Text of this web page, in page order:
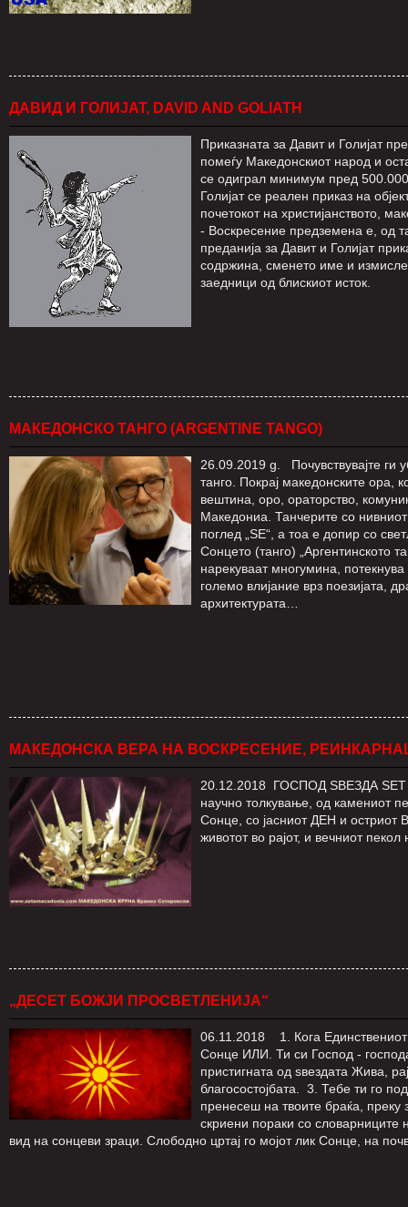
ДАВИД И ГОЛИЈАТ, DAVID AND GOLIATH
Приказната за Давит и Голијат
помеѓу Македонскиот народ и
се одиграл минимум пред
Голијат се реален приказ на
почетокот на христијанството,
- Воскресение предземена е, од
преданија за Давит и Голијат
содржинa, сменето име и
заедници од блискиот исток.
МАКЕДОНСКО ТАНГО (ARGENTINE TANGO)
26.09.2019 g. Почувствувајте ги
танго. Покрај македонските ора,
вештина, оро, ораторство,
Македониа. Танчерите со
поглед „ЅЕ“, а тоа е допир со
Сонцето (танго) „Аргентинското
нарекуваат многумина,
големо влијание врз поезијата,
архитектурата…
МАКЕДОНСКА ВЕРА НА ВОСКРЕСЕНИЕ,
20.12.2018 ГОСПОД ЅВЕЗДА ЅЕТ
научно толкување, од камениот
Сонце, со јасниот ДЕН и остриот
животот во рајот, и вечниот
„ДЕСЕТ БОЖЈИ ПРОСВЕТЛЕНИЈА“
06.11.2018 1. Кога
Сонце ИЛИ. Ти си Господ -
пристигната од ѕвездата Жива,
благосостојбата. 3. Тебе ти го
пренесеш на твоите браќа,
скриени пораки со
вид на сонцеви зраци. Слободно цртај го мојот лик Сонце, на